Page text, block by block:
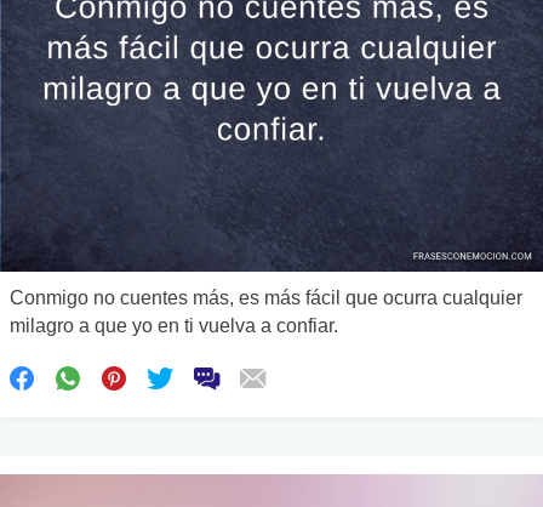
Conmigo no cuentes más, es más fácil que ocurra cualquier
milagro a que yo en ti vuelva a confiar.